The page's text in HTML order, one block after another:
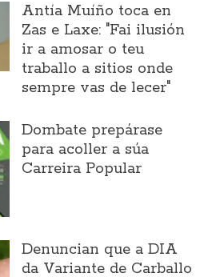
Antía Muíño toca en
Zas e Laxe: "Fai ilusión
ir a amosar o teu
traballo a sitios onde
sempre vas de lecer"
Dombate prepárase
para acoller a súa
Carreira Popular
Denuncian que a DIA
da Variante de Carballo